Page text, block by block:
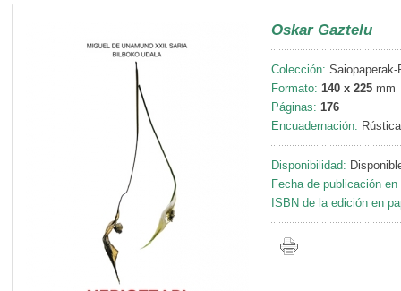
Oskar Gaztelu
Colección:
Formato: 140 x 225 mm
Páginas: 176
Encuadernación: Rústica
Disponibilidad:
Fecha de publicación en
ISBN de la edición en